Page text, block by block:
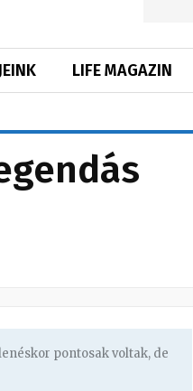
LIFE MAGAZIN
pontosak voltak, de